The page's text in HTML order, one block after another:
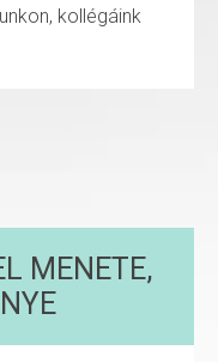
kollégáink
MENETE,